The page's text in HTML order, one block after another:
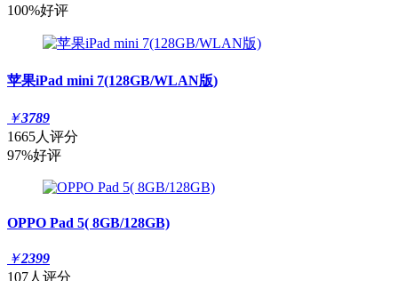
100%好评
苹果iPad mini 7(128GB/WLAN版)
￥3789
1665人评分
97%好评
OPPO Pad 5( 8GB/128GB)
￥2399
107人评分